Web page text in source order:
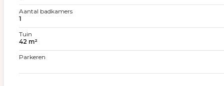
Aantal badkamers
1
Tuin
42 m²
Parkeren